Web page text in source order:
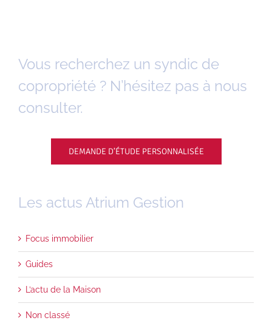
Vous recherchez un syndic de
copropriété ? N’hésitez pas à nous
consulter.
DEMANDE D’ÉTUDE PERSONNALISÉE
Les actus Atrium Gestion
Focus immobilier
Guides
L’actu de la Maison
Non classé